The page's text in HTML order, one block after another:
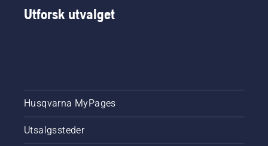
vernebriller
når du
remmen,
kan ryke
og føre
til
Utforsk utvalget
Husqvarna MyPages
Utsalgssteder